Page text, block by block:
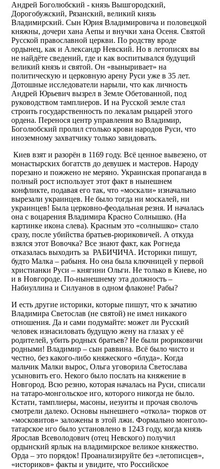
Андрей Боголюбский - князь Вышгородский,
Дорогобужский, Рязанский, великий князь
Владимирский. Сын Юрия Владимировича и половецкой
княжны, дочери хана Аепы и внучки хана Осеня. Святой
Русской православной церкви. По родству вроде
ордынец, как и Александр Невский. Но в летописях вы
не найдёте сведений, где и как воспитывался будущий
великий князь и святой. Он «выныривает» на
политическую и церковную арену Руси уже в 35 лет.
Дотошные исследователи нарыли, что как личность
Андрей Юрьевич вызрел в Земле Обетованной, под
руководством тамплиеров. И на Русской земле стал
строить государственность по лекалам рыцарей этого
ордена. Перенося центр управления во Владимир,
Боголюбский пролил столько крови народов Руси, что
иноземному захватчику только завидовать.
Киев взят и разорён в 1169 году. Всё ценное вывезено, от
монастырских богатств до девушек и мастеров. Народу
порезано и пожжено не меряно. Украинская пропаганда в
полный рост использует этот факт в нынешнем
конфликте, подавая его так, что «москали» изначально
вырезали украинцев. Не было тогда ни москалей, ни
украинцев! Была церковно-феодальная резня. И началась
она с воцарения Владимира Красно Солнышко. (На
картинке икона слева). Красным это «солнышко» стало
сразу, после убийства братьев-рюриковичей. А откуда
взялся этот Вовочка? Все знают факт, как Рогнеда
отказалась выходить за РАБИЧИЧА. Историки пишут,
будто Малка – рабыня. Но она была ключницей у первой
христианки Руси – княгини Ольги. Не только в Киеве, но
и в Новгороде. По-нынешнему эта должность –
Набиуллина и Силуанов в одном флаконе! Рабы?
И есть другие историки, которые пишут, что к зачатию
Владимира Светослав (не святой) не имел никакого
отношения. Да и сами подумайте: может ли Русский
человек изнасиловать будущую жену на глазах у её
родителей, убить родных братьев? Не были рюриковичи
родными! Владимир – сын раввина. Всё было чисто и
честно, без какого-либо княжеского «блуда». Когда
мальчик Малки вырос, Ольга уговорила Светослава
усыновить его. Некого было послать на княжение в
Новгород. Всю резню, которая началась на Руси, списали
на татаро-монгольское иго, которого никогда не было.
Кстати, тамплиеры, масоны, иезуиты и прочая сволочь
смотрели далеко. Основы нынешнего «откола» тюрков от
«московитов» заложены в этой лжи. Формально монголо-
татарское иго было установлено в 1243 году, когда князь
Ярослав Всеволодович (отец Невского) получил
ордынский ярлык на владимирское великое княжество.
Орда – это порядок! Проанализируйте без «летописцев»,
«историков» факты и увидите, что Российское